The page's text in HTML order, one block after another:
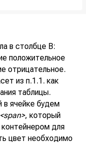
в столбце B:
положительное
отрицательное.
из п.1.1. как
таблицы.
в ячейке будем
<span>, который
для
цвет необходимо